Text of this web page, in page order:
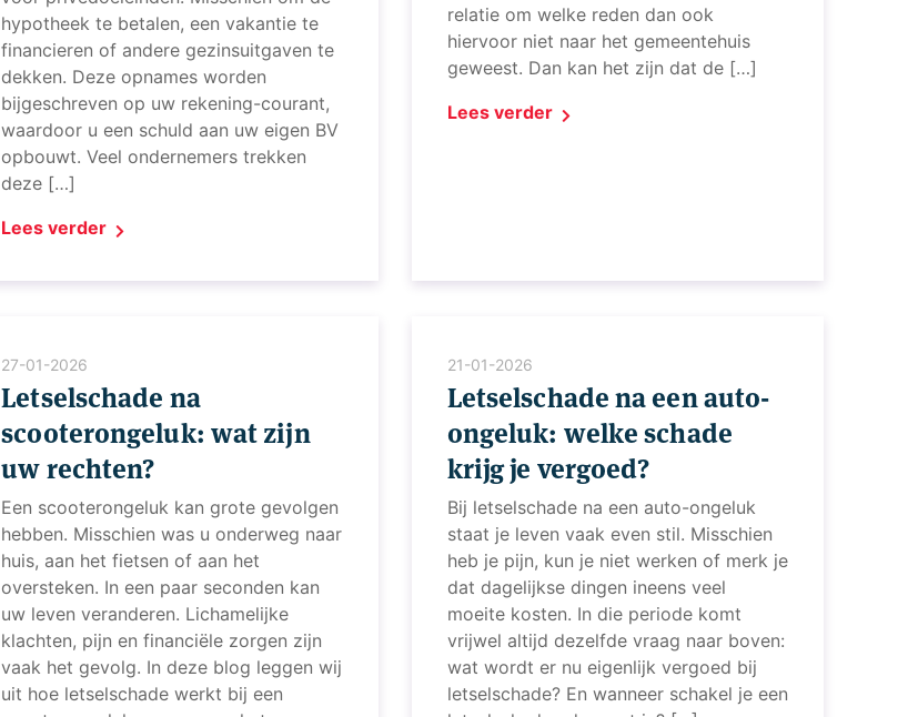
hypotheek te betalen, een vakantie te
financieren of andere gezinsuitgaven te
dekken. Deze opnames worden
bijgeschreven op uw rekening-courant,
waardoor u een schuld aan uw eigen BV
opbouwt. Veel ondernemers trekken
deze […]
Lees verder
relatie om welke reden dan ook
hiervoor niet naar het gemeentehuis
geweest. Dan kan het zijn dat de […]
Lees verder
27-01-2026
Letselschade na
scooterongeluk: wat zijn
uw rechten?
Een scooterongeluk kan grote gevolgen
hebben. Misschien was u onderweg naar
huis, aan het fietsen of aan het
oversteken. In een paar seconden kan
uw leven veranderen. Lichamelijke
klachten, pijn en financiële zorgen zijn
vaak het gevolg. In deze blog leggen wij
uit hoe letselschade werkt bij een
21-01-2026
Letselschade na een auto-
ongeluk: welke schade
krijg je vergoed?
Bij letselschade na een auto-ongeluk
staat je leven vaak even stil. Misschien
heb je pijn, kun je niet werken of merk je
dat dagelijkse dingen ineens veel
moeite kosten. In die periode komt
vrijwel altijd dezelfde vraag naar boven:
wat wordt er nu eigenlijk vergoed bij
letselschade? En wanneer schakel je een